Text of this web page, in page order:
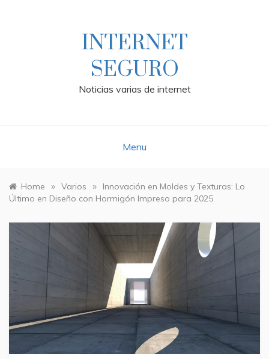
INTERNET
SEGURO
Noticias varias de internet
Menu
Home » Varios »
Innovación en Moldes y Texturas: Lo
Último en Diseño con Hormigón Impreso para 2025